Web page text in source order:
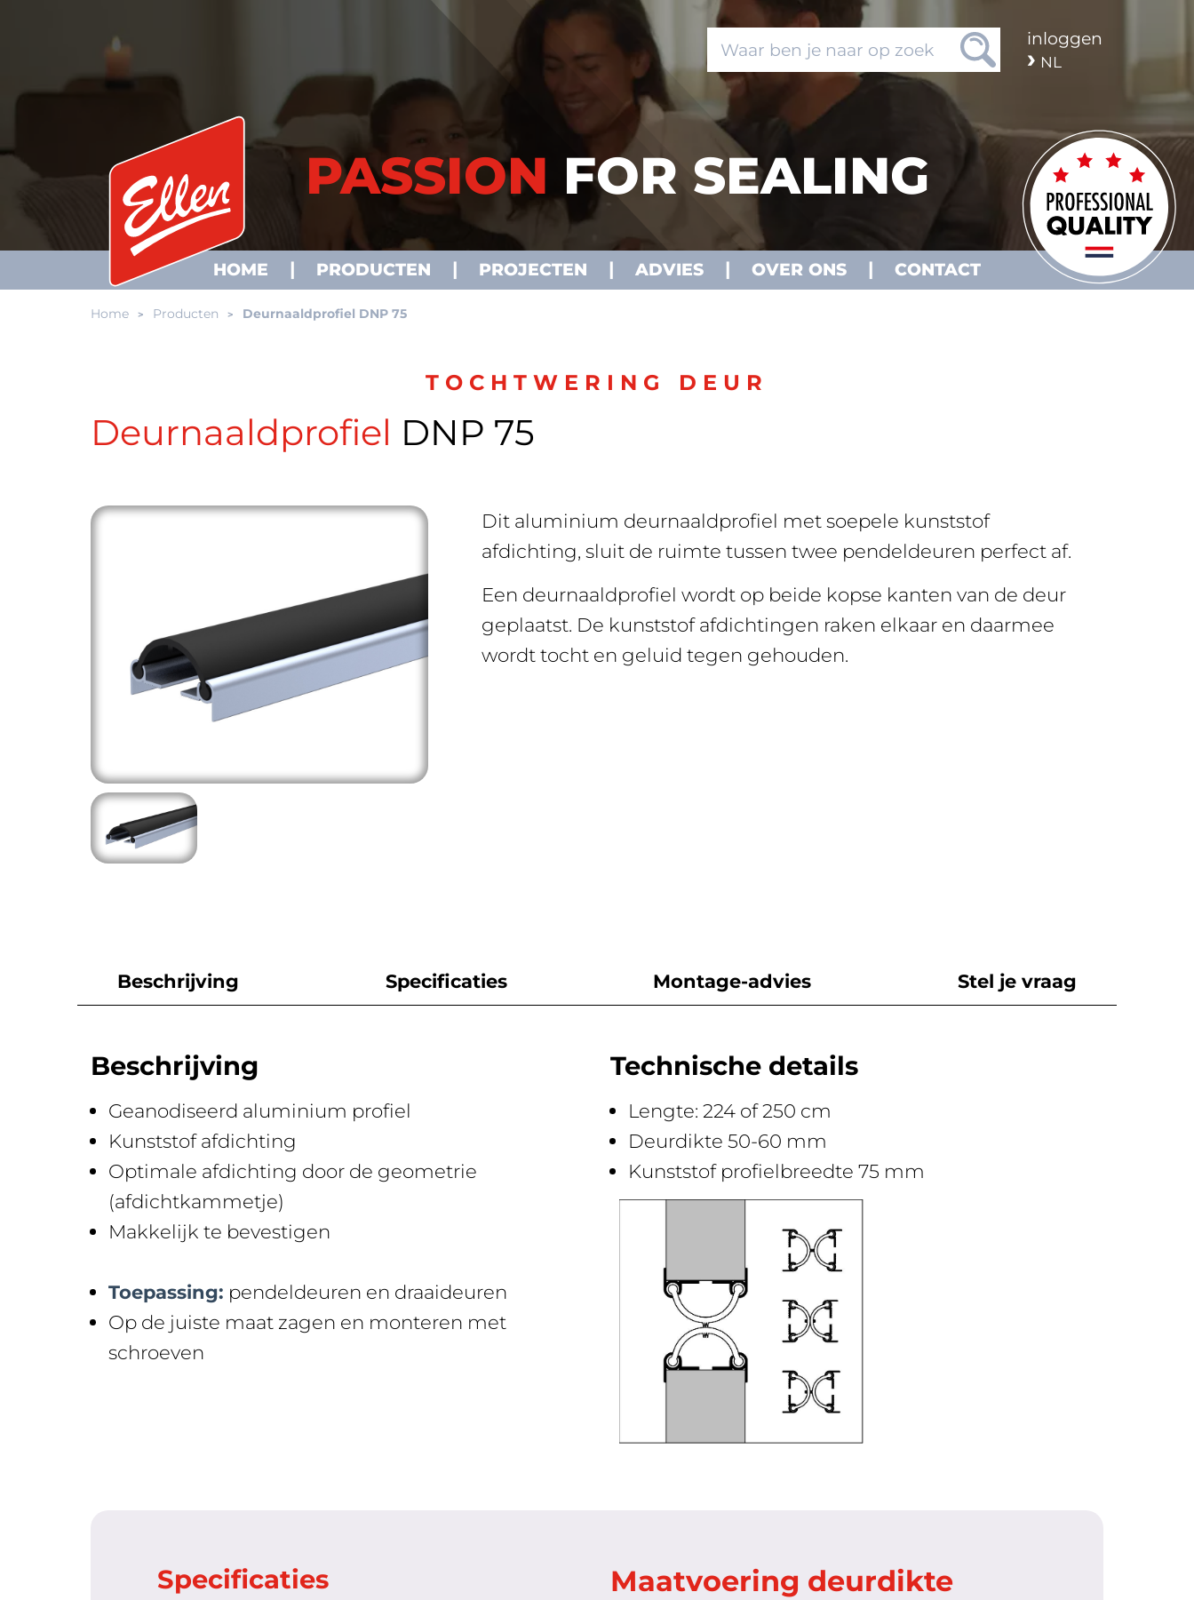
inloggen
NL
PASSION FOR SEALING
HOME PRODUCTEN PROJECTEN ADVIES OVER ONS CONTACT
Home Producten Deurnaaldprofiel DNP 75
TOCHTWERING DEUR
Deurnaaldprofiel DNP 75
Dit aluminium deurnaaldprofiel met soepele kunststof
afdichting, sluit de ruimte tussen twee pendeldeuren perfect af.
Een deurnaaldprofiel wordt op beide kopse kanten van de deur
geplaatst. De kunststof afdichtingen raken elkaar en daarmee
wordt tocht en geluid tegen gehouden.
Beschrijving Specificaties Montage-advies Stel je vraag
Beschrijving
Geanodiseerd aluminium profiel
Kunststof afdichting
Optimale afdichting door de geometrie
(afdichtkammetje)
Makkelijk te bevestigen
Toepassing: pendeldeuren en draaideuren
Op de juiste maat zagen en monteren met
schroeven
Technische details
Lengte: 224 of 250 cm
Deurdikte 50-60 mm
Kunststof profielbreedte 75 mm
Specificaties Maatvoering deurdikte